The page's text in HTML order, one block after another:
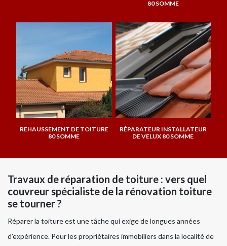
80 SOMME
REHAUSSEMENT DE TOITURE
80 SOMME
RÉPARATEUR INSTALLATEUR
DE VELUX 80 SOMME
Travaux de réparation de toiture : vers quel
couvreur spécialiste de la rénovation toiture
se tourner ?
Réparer la toiture est une tâche qui exige de longues années
d’expérience. Pour les propriétaires immobiliers dans la localité de